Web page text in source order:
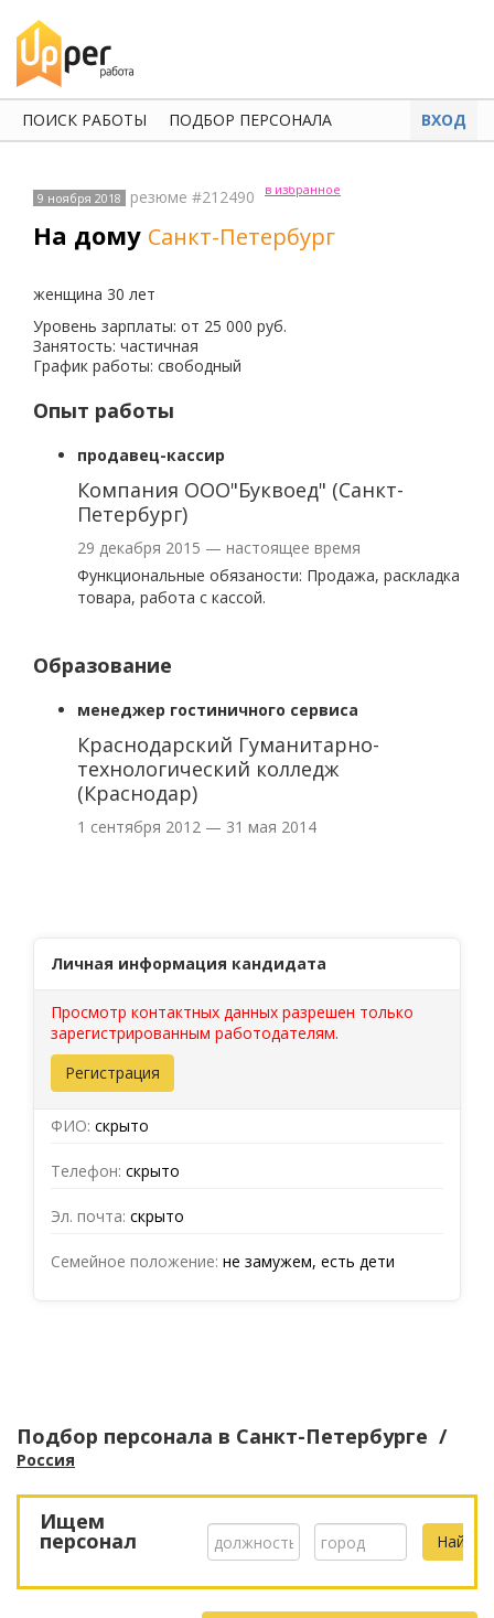
ПОИСК РАБОТЫ ПОДБОР ПЕРСОНАЛА ВХОД
9 ноября 2018 резюме #212490 в избранное
На дому Санкт-Петербург
женщина 30 лет
Уровень зарплаты: от 25 000 руб.
Занятость: частичная
График работы: свободный
Опыт работы
продавец-кассир
Компания ООО"Буквоед" (Санкт-
Петербург)
29 декабря 2015 — настоящее время
Функциональные обязаности: Продажа, раскладка
товара, работа с кассой.
Образование
менеджер гостиничного сервиса
Краснодарский Гуманитарно-
технологический колледж
(Краснодар)
1 сентября 2012 — 31 мая 2014
Личная информация кандидата
Просмотр контактных данных разрешен только
зарегистрированным работодателям.
Регистрация
ФИО: скрыто
Телефон: скрыто
Эл. почта: скрыто
Семейное положение: не замужем, есть дети
Подбор персонала в Санкт-Петербурге /
Россия
Ищем
персонал